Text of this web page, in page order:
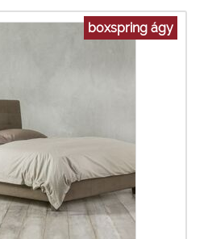
boxspring ágy